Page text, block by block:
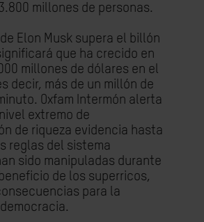
millones de personas.
Elon Musk supera el billón
que ha crecido en
millones de dólares en el
decir, más de un millón de
Oxfam Intermón alerta
extremo de
de riqueza evidencia hasta
reglas del sistema
sido manipuladas durante
de los superricos,
para la